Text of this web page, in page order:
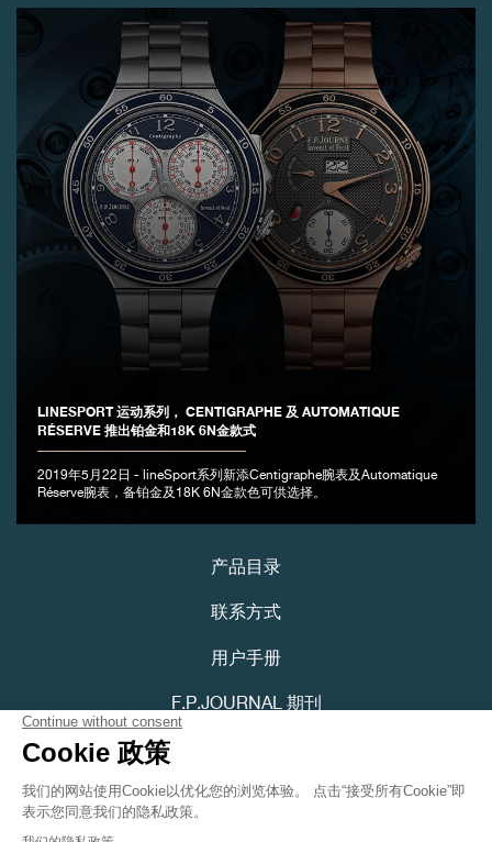
LINESPORT 运动系列， CENTIGRAPHE 及 AUTOMATIQUE
RÉSERVE 推出铂金和18K 6N金款式
2019年5月22日 - lineSport系列新添Centigraphe腕表及Automatique
Réserve腕表，备铂金及18K 6N金款色可供选择。
产品目录
联系方式
用户手册
F.P.JOURNAL 期刊
可访问性声明
伪冒品
伪冒品